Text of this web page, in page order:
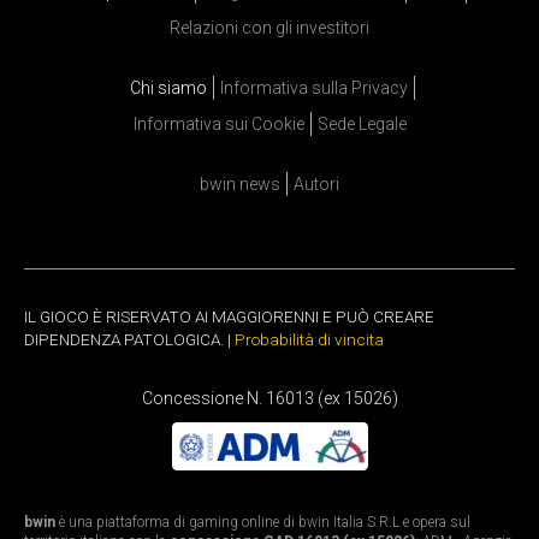
Relazioni con gli investitori
Chi siamo
Informativa sulla Privacy
Informativa sui Cookie
Sede Legale
bwin news Autori
IL GIOCO È RISERVATO AI MAGGIORENNI E PUÒ CREARE
DIPENDENZA PATOLOGICA. | Probabilità di vincita
Concessione N. 16013 (ex 15026)
bwin è una piattaforma di gaming online di bwin Italia S.R.L e opera sul